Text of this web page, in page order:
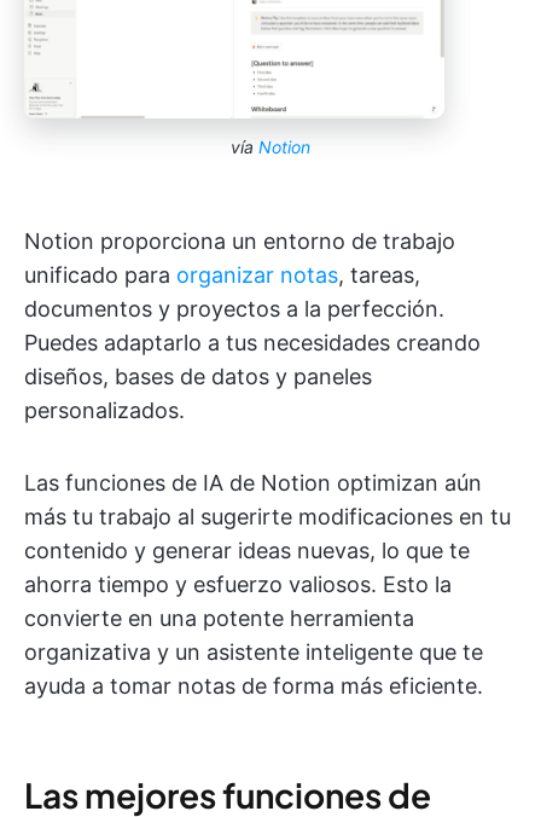
vía Notion
Notion proporciona un entorno de trabajo
unificado para organizar notas, tareas,
documentos y proyectos a la perfección.
Puedes adaptarlo a tus necesidades creando
diseños, bases de datos y paneles
personalizados.
Las funciones de IA de Notion optimizan aún
más tu trabajo al sugerirte modificaciones en tu
contenido y generar ideas nuevas, lo que te
ahorra tiempo y esfuerzo valiosos. Esto la
convierte en una potente herramienta
organizativa y un asistente inteligente que te
ayuda a tomar notas de forma más eficiente.
Las mejores funciones de